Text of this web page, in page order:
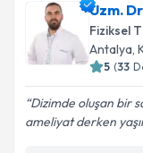
Uzm.
Fiziksel
Antalya,
5 (33
Dizimde oluşan bir
ameliyat derken